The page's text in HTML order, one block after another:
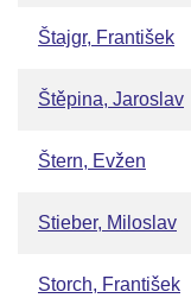
Štajgr, František
Štěpina, Jaroslav
Štern, Evžen
Stieber, Miloslav
Storch, František